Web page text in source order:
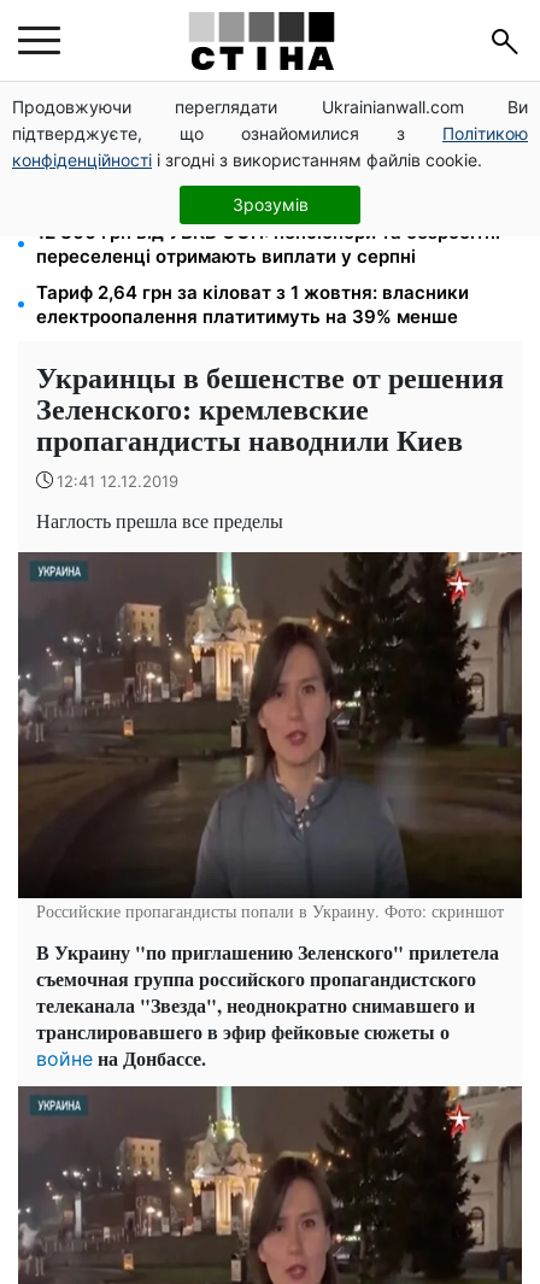
Продовжуючи переглядати Ukrainianwall.com Ви
підтверджуєте, що ознайомилися з Політикою
конфіденційності і згодні з використанням файлів cookie.
Зрозумів
ПФУ розмежував виплати на батьків і дітей:
прийомні сім'ї побачать окремі суми в кабінеті
Спека без відключень: енергосистема впоралась,
але взимку прогнозують до 16 годин без світла
12 300 грн від УВКБ ООН: пенсіонери та безробітні
переселенці отримають виплати у серпні
Тариф 2,64 грн за кіловат з 1 жовтня: власники
електроопалення платитимуть на 39% менше
Украинцы в бешенстве от решения
Зеленского: кремлевские
пропагандисты наводнили Киев
12:41 12.12.2019
Наглость прешла все пределы
Российские пропагандисты попали в Украину. Фото: скриншот
В Украину "по приглашению Зеленского" прилетела
съемочная группа российского пропагандистского
телеканала "Звезда", неоднократно снимавшего и
транслировавшего в эфир фейковые сюжеты о
войне на Донбассе.